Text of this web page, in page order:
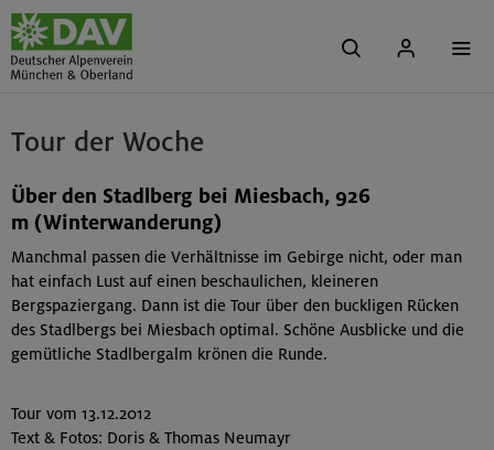
Tour der Woche
Über den Stadlberg bei Miesbach, 926
m (Winterwanderung)
Manchmal passen die Verhältnisse im Gebirge nicht, oder man
hat einfach Lust auf einen beschaulichen, kleineren
Bergspaziergang. Dann ist die Tour über den buckligen Rücken
des Stadlbergs bei Miesbach optimal. Schöne Ausblicke und die
gemütliche Stadlbergalm krönen die Runde.
Tour vom 13.12.2012
Text & Fotos: Doris & Thomas Neumayr